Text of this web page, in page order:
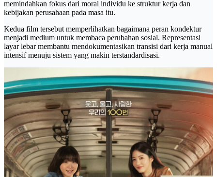
memindahkan fokus dari moral individu ke struktur kerja dan
kebijakan perusahaan pada masa itu.
Kedua film tersebut memperlihatkan bagaimana peran kondektur
menjadi medium untuk membaca perubahan sosial. Representasi
layar lebar membantu mendokumentasikan transisi dari kerja manual
intensif menuju sistem yang makin terstandardisasi.